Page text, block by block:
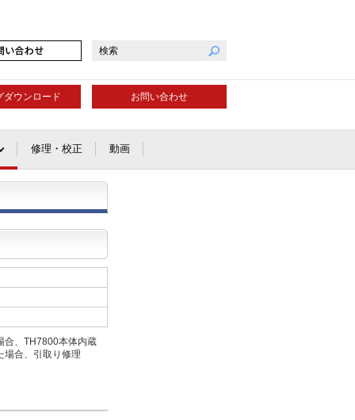
ダウンロード お問い合わせ
修理・校正 動画
合、TH7800本体内蔵
場合、引取り修理